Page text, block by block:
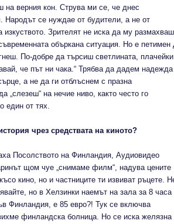
верния кон. Струва ми се, че днес
Народът се нуждае от будители, а не от
изкуството. Зрителят не иска да му размахваш
объркана ситуация. Но е петимен
По-добре да търсиш светлината,
че път ни чака.“ Трябва да дадем надежда
а не да ги отблъснем с празна
„слезеш“ на нечие ниво, както често го
един от тях.
чрез средствата на киното?
Посолството на Финландия, Аудиовидео
щом чуе „снимаме филм“, надува цените
кино, но и частниците ти извиват ръцете.
но в Хелзинки наемът на зала за 8 часа
Финландия, е 85 евро?! Тук се включва
финландска болница. Но се иска желязна